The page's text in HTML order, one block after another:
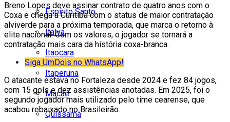
Espírito Santo
Italva
Itaocara
Itaperuna
Macaé
Quissamã
Breno Lopes deve assinar contrato de quatro anos com o
Coxa e chega a Curitiba com o status de maior contratação
alviverde para a próxima temporada, que marca o retorno à
elite nacional. Com os valores, o jogador se tornará a
contratação mais cara da história coxa-branca.
Siga UmDois no WhatsApp!
O atacante estava no Fortaleza desde 2024 e fez 84 jogos,
com 15 gols e dez assistências anotadas. Em 2025, foi o
segundo jogador mais utilizado pelo time cearense, que
acabou rebaixado no Brasileirão.